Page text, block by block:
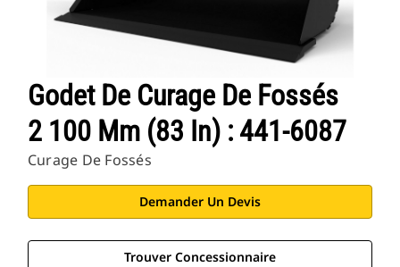
Godet De Curage De Fossés
2 100 Mm (83 In) : 441-6087
Curage De Fossés
Demander Un Devis
Trouver Concessionnaire